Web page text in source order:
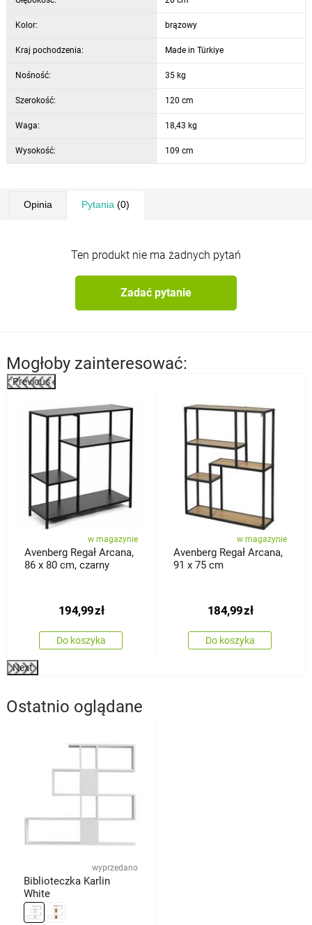
Kolor: brązowy
Kraj pochodzenia: Made in Türkiye
Nośność: 35 kg
Szerokość: 120 cm
Waga: 18,43 kg
Wysokość: 109 cm
Opinia Pytania (0)
Ten produkt nie ma żadnych pytań
Zadać pytanie
Mogłoby zainteresować:
Previous
w magazynie
Avenberg Regał Arcana,
86 x 80 cm, czarny
194,99zł
Do koszyka
w magazynie
Avenberg Regał Arcana,
91 x 75 cm
184,99zł
Do koszyka
Next
Ostatnio oglądane
wyprzedano
Biblioteczka Karlin
White